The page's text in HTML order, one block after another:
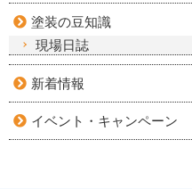
塗装の豆知識
現場日誌
新着情報
イベント・キャンペーン